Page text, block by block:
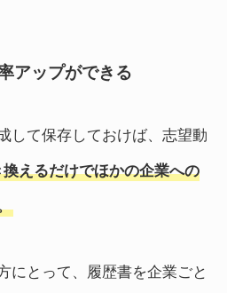
アップができる
して保存しておけば、志望動
換えるだけでほかの企業への
にとって、履歴書を企業ごと